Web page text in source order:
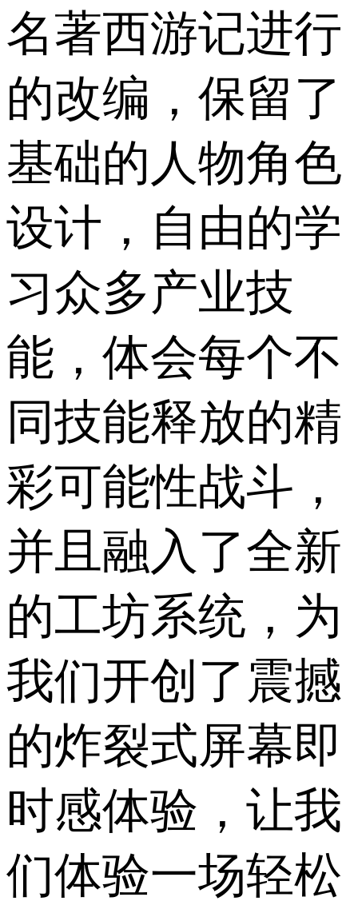
名著西游记进行
的改编，保留了
基础的人物角色
设计，自由的学
习众多产业技
能，体会每个不
同技能释放的精
彩可能性战斗，
并且融入了全新
的工坊系统，为
我们开创了震撼
的炸裂式屏幕即
时感体验，让我
们体验一场轻松